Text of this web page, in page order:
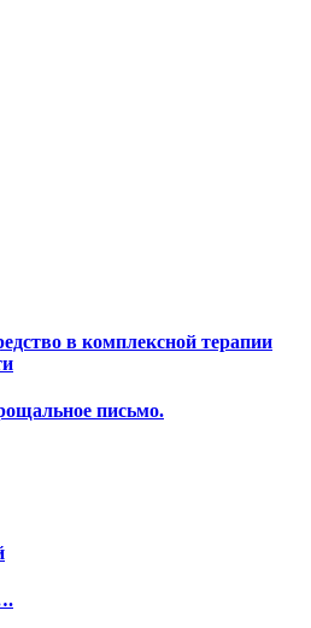
в комплексной терапии
письмо.